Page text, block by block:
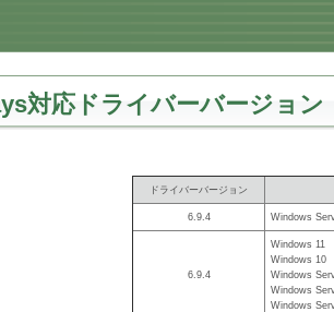
対応ドライバーバージョン
ドライバーバージョン
6.9.4 Windows
6.9.4
Windows 11
Windows 10
Windows
Windows
Windows